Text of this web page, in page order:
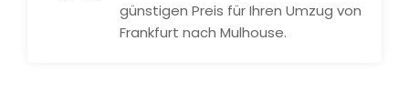
günstigen Preis für Ihren Umzug von
Frankfurt nach Mulhouse.